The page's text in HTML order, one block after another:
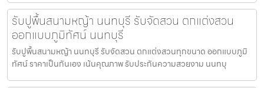
รับปูพื้นสนามหญ้า นนทบุรี รับจัดสวน ตกแต่งสวน
ออกแบบภูมิทัศน์ นนทบุรี
รับปูพื้นสนามหญ้า นนทบุรี รับจัดสวน ตกแต่งสวนทุกขนาด ออกแบบภูมิ
ทัศน์ ราคาเป็นกันเอง เน้นคุณภาพ รับประกันความสวยงาม นนทบุ